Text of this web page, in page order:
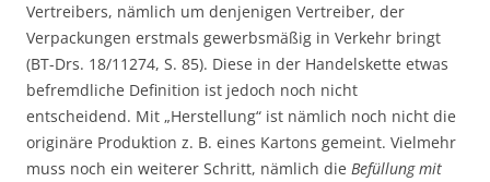
Vertreibers, nämlich um denjenigen Vertreiber, der
Verpackungen erstmals gewerbsmäßig in Verkehr bringt
(BT-Drs. 18/11274, S. 85). Diese in der Handelskette etwas
befremdliche Definition ist jedoch noch nicht
entscheidend. Mit „Herstellung“ ist nämlich noch nicht die
originäre Produktion z. B. eines Kartons gemeint. Vielmehr
muss noch ein weiterer Schritt, nämlich die Befüllung mit